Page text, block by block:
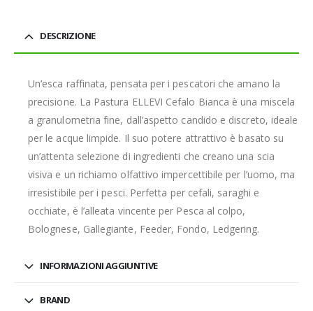
DESCRIZIONE
Un’esca raffinata, pensata per i pescatori che amano la
precisione. La Pastura ELLEVI Cefalo Bianca è una miscela
a granulometria fine, dall’aspetto candido e discreto, ideale
per le acque limpide. Il suo potere attrattivo è basato su
un’attenta selezione di ingredienti che creano una scia
visiva e un richiamo olfattivo impercettibile per l’uomo, ma
irresistibile per i pesci. Perfetta per cefali, saraghi e
occhiate, è l’alleata vincente per Pesca al colpo,
Bolognese, Gallegiante, Feeder, Fondo, Ledgering.
INFORMAZIONI AGGIUNTIVE
BRAND